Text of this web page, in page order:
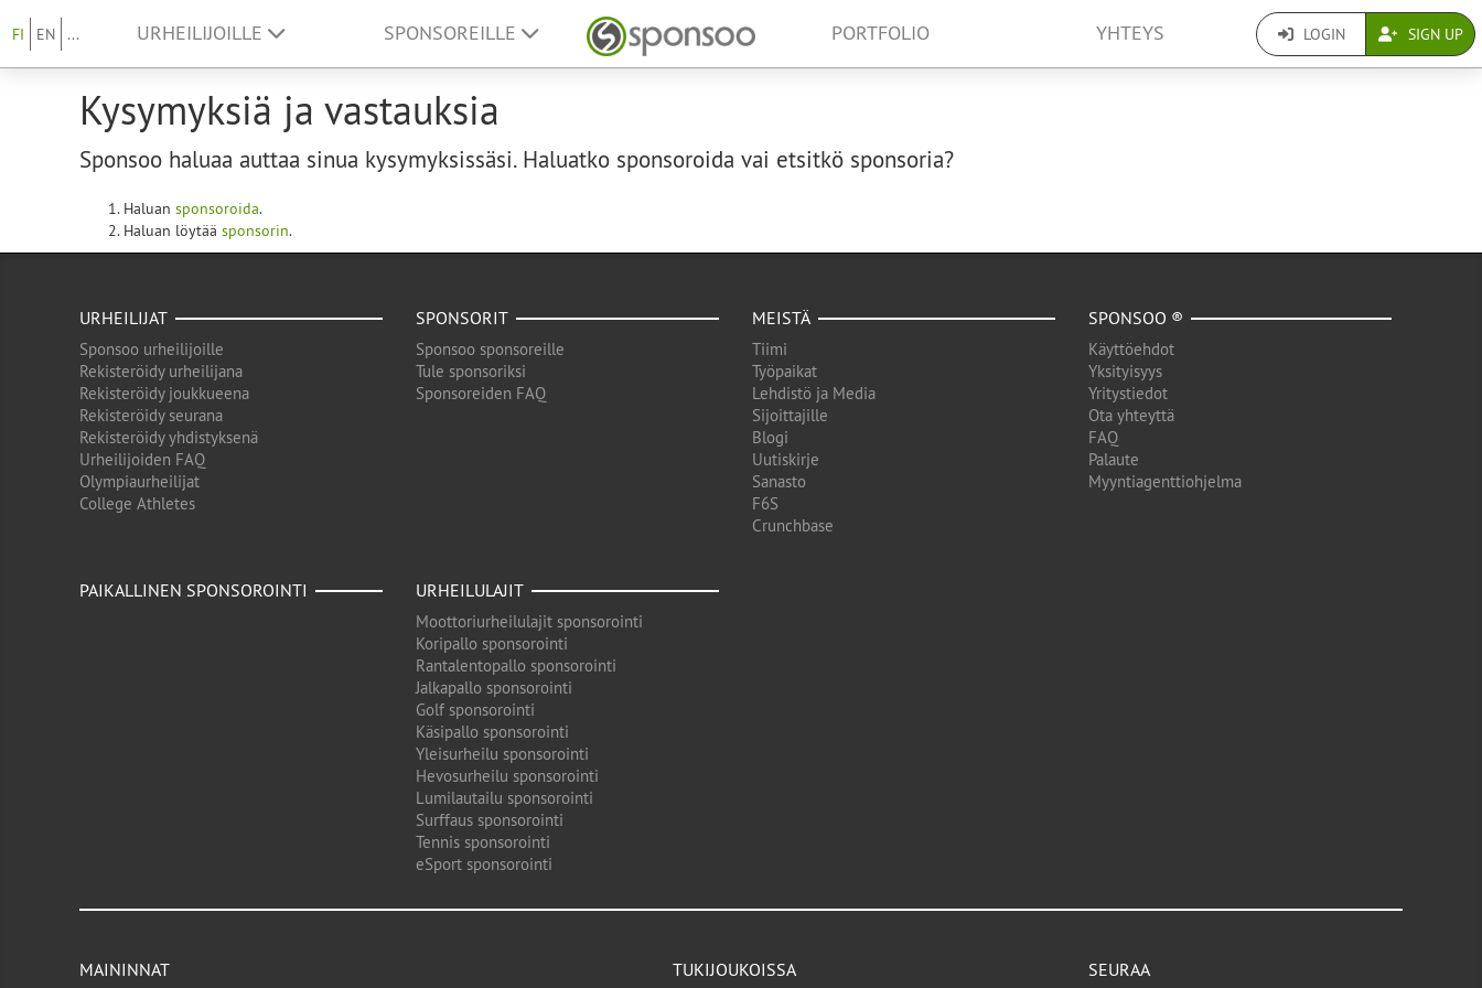
FI EN ... URHEILIJOILLE SPONSOREILLE PORTFOLIO YHTEYS LOGIN SIGN UP
Kysymyksiä ja vastauksia
Sponsoo haluaa auttaa sinua kysymyksissäsi. Haluatko sponsoroida vai etsitkö sponsoria?
Haluan sponsoroida.
Haluan löytää sponsorin.
URHEILIJAT
Sponsoo urheilijoille
Rekisteröidy urheilijana
Rekisteröidy joukkueena
Rekisteröidy seurana
Rekisteröidy yhdistyksenä
Urheilijoiden FAQ
Olympiaurheilijat
College Athletes
SPONSORIT
Sponsoo sponsoreille
Tule sponsoriksi
Sponsoreiden FAQ
MEISTÄ
Tiimi
Työpaikat
Lehdistö ja Media
Sijoittajille
Blogi
Uutiskirje
Sanasto
F6S
Crunchbase
SPONSOO ®
Käyttöehdot
Yksityisyys
Yritystiedot
Ota yhteyttä
FAQ
Palaute
Myyntiagenttiohjelma
PAIKALLINEN SPONSOROINTI URHEILULAJIT
Moottoriurheilulajit sponsorointi
Koripallo sponsorointi
Rantalentopallo sponsorointi
Jalkapallo sponsorointi
Golf sponsorointi
Käsipallo sponsorointi
Yleisurheilu sponsorointi
Hevosurheilu sponsorointi
Lumilautailu sponsorointi
Surffaus sponsorointi
Tennis sponsorointi
eSport sponsorointi
MAININNAT TUKIJOUKOISSA SEURAA